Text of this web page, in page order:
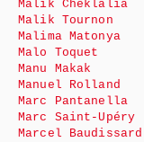
Malik Cheklalia
Malik Tournon
Malima Matonya
Malo Toquet
Manu Makak
Manuel Rolland
Marc Pantanella
Marc Saint-Upéry
Marcel Baudissard